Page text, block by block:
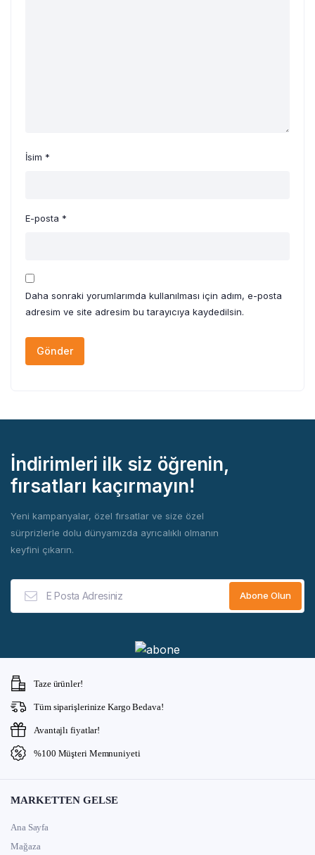
İsim *
E-posta *
Daha sonraki yorumlarımda kullanılması için adım, e-posta
adresim ve site adresim bu tarayıcıya kaydedilsin.
İndirimleri ilk siz öğrenin,
fırsatları kaçırmayın!
Yeni kampanyalar, özel fırsatlar ve size özel
sürprizlerle dolu dünyamızda ayrıcalıklı olmanın
keyfini çıkarın.
Taze ürünler!
Tüm siparişlerinize Kargo Bedava!
Avantajlı fiyatlar!
%100 Müşteri Memnuniyeti
MARKETTEN GELSE
Ana Sayfa
Mağaza